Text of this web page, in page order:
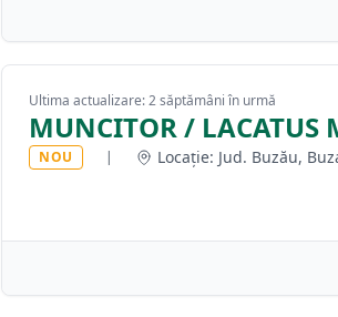
Ultima actualizare: 2 săptămâni în urmă
MUNCITOR / LACATUS
NOU | Locație: Jud. Buzău,